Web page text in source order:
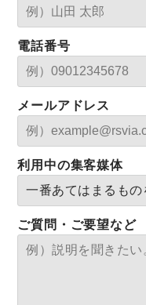
電話番号
メールアドレス
利用中の集客媒体
ご質問・ご要望など